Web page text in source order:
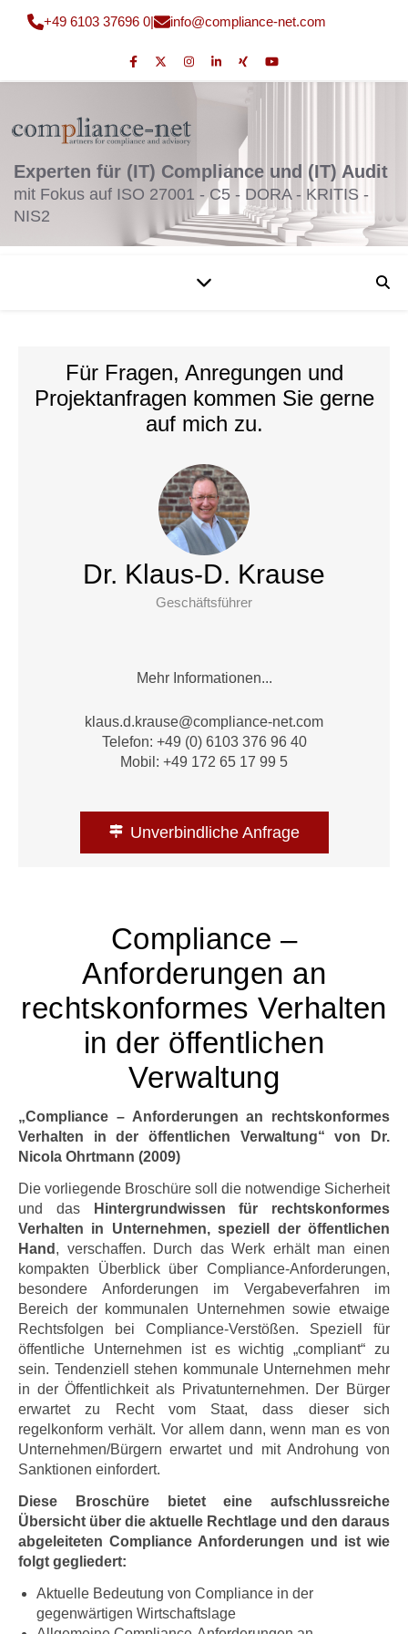
+49 6103 37696 0| moc.t
en-ec
nailp
moc@o
fni
Experten für (IT) Compliance und (IT) Audit
mit Fokus auf ISO 27001 - C5 - DORA - KRITIS -
NIS2
Für Fragen, Anregungen und
Projektanfragen kommen Sie gerne
auf mich zu.
Dr. Klaus-D. Krause
Geschäftsführer
Mehr Informationen...
moc.t
en-ec
nailp
moc@e
suark
.d.su
alk
Telefon: +49 (0) 6103 376 96 40
Mobil: +49 172 65 17 99 5
Unverbindliche Anfrage
Compliance –
Anforderungen an
rechtskonformes Verhalten
in der öffentlichen
Verwaltung
„Compliance – Anforderungen an rechtskonformes
Verhalten in der öffentlichen Verwaltung“ von Dr.
Nicola Ohrtmann (2009)
Die vorliegende Broschüre soll die notwendige Sicherheit
und dasHintergrundwissen für rechtskonformes
Verhalten in Unternehmen, speziell der öffentlichen
Hand , verschaffen. Durch das Werk erhält man einen
kompakten Überblick über Compliance-Anforderungen,
besondere Anforderungen im Vergabeverfahren im
Bereich der kommunalen Unternehmen sowie etwaige
Rechtsfolgen bei Compliance-Verstößen. Speziell für
öffentliche Unternehmen ist es wichtig „compliant“ zu
sein. Tendenziell stehen kommunale Unternehmen mehr
in der Öffentlichkeit als Privatunternehmen. Der Bürger
erwartet zu Recht vom Staat, dass dieser sich
regelkonform verhält. Vor allem dann, wenn man es von
Unternehmen/Bürgern erwartet und mit Androhung von
Sanktionen einfordert.
Diese Broschüre bietet eine aufschlussreiche
Übersicht über die aktuelle Rechtlage und den daraus
abgeleiteten Compliance Anforderungen und ist wie
folgt gegliedert:
Aktuelle Bedeutung von Compliance in der
gegenwärtigen Wirtschaftslage